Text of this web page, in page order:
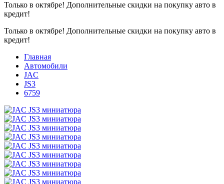
Только в октябре! Дополнительные скидки на покупку авто в
кредит!
Только в октябре! Дополнительные скидки на покупку авто в
кредит!
Главная
Автомобили
JAC
JS3
6759